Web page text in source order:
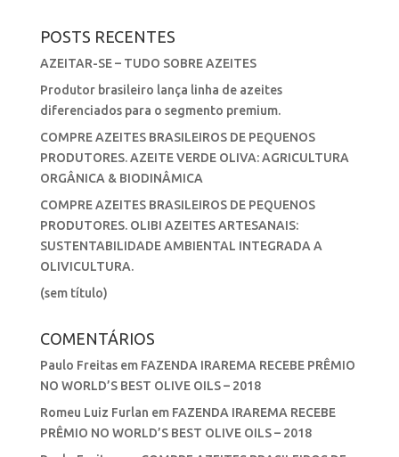
POSTS RECENTES
AZEITAR-SE – TUDO SOBRE AZEITES
Produtor brasileiro lança linha de azeites
diferenciados para o segmento premium.
COMPRE AZEITES BRASILEIROS DE PEQUENOS
PRODUTORES. AZEITE VERDE OLIVA: AGRICULTURA
ORGÂNICA & BIODINÂMICA
COMPRE AZEITES BRASILEIROS DE PEQUENOS
PRODUTORES. OLIBI AZEITES ARTESANAIS:
SUSTENTABILIDADE AMBIENTAL INTEGRADA A
OLIVICULTURA.
(sem título)
COMENTÁRIOS
Paulo Freitasem FAZENDA IRAREMA RECEBE PRÊMIO
NO WORLD’S BEST OLIVE OILS – 2018
Romeu Luiz Furlan em FAZENDA IRAREMA RECEBE
PRÊMIO NO WORLD’S BEST OLIVE OILS – 2018